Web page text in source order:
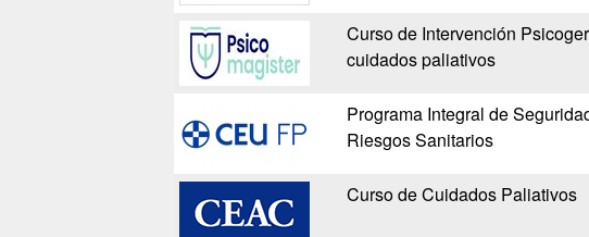
Curso de Intervención
cuidados paliativos
Programa Integral de
Riesgos Sanitarios
Curso de Cuidados Paliativos